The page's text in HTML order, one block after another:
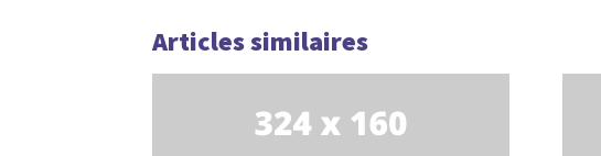
Articles similaires